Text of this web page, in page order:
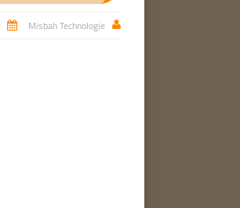

Misbah Technologie
